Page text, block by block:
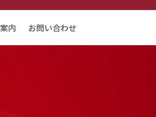
内 お問い合わせ